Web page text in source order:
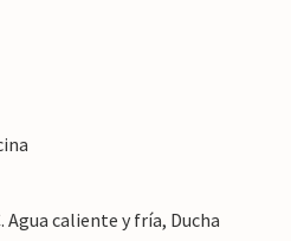
Agua caliente y fría, Ducha